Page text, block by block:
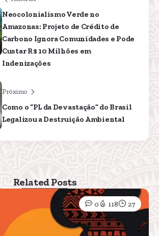
Neocolonialismo Verde no
Amazonas: Projeto de Crédito de
Carbono Ignora Comunidades e Pode
Custar R$ 10 Milhões em
Indenizações
Próximo
Como o “PL da Devastação” do Brasil
Legalizou a Destruição Ambiental
Related Posts
0 118 27